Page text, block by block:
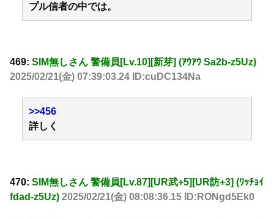
プル信者の中では。
469: SIM無しさん 警備員[Lv.10][新芽] (ｱｳｱｳ Sa2b-z5Uz)
2025/02/21(金) 07:39:03.24 ID:cuDC134Na
>>456
詳しく
470: SIM無しさん 警備員[Lv.87][UR武+5][UR防+3] (ﾜｯﾁｮｲ
fdad-z5Uz) 2025/02/21(金) 08:08:36.15 ID:RONgd5Ek0